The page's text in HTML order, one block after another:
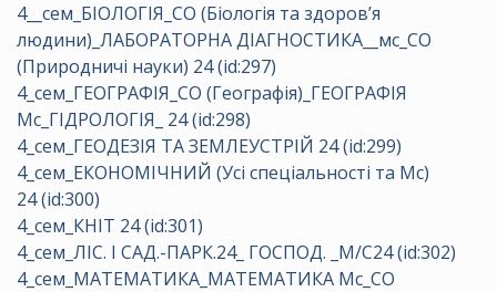
4__сем_БІОЛОГІЯ_СО (Біологія та здоров’я
людини)_ЛАБОРАТОРНА ДІАГНОСТИКА__мс_СО
(Природничі науки) 24 (id:297)
4_сем_ГЕОГРАФІЯ_СО (Географія)_ГЕОГРАФІЯ
Мс_ГІДРОЛОГІЯ_ 24 (id:298)
4_сем_ГЕОДЕЗІЯ ТА ЗЕМЛЕУСТРІЙ 24 (id:299)
4_сем_ЕКОНОМІЧНИЙ (Усі спеціальності та Мс)
24 (id:300)
4_сем_КНІТ 24 (id:301)
4_сем_ЛІС. І САД.-ПАРК.24_ ГОСПОД. _М/С24 (id:302)
4_сем_МАТЕМАТИКА_МАТЕМАТИКА Мс_СО